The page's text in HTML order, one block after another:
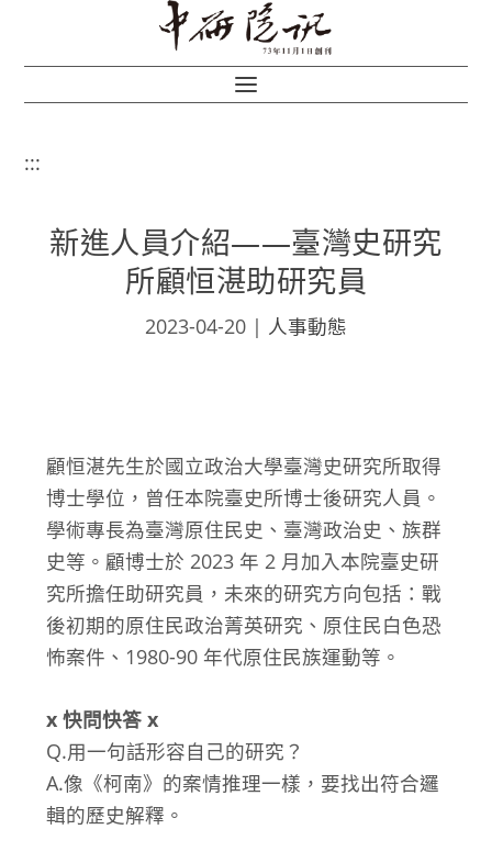
:::
新進人員介紹——臺灣史研究
所顧恒湛助研究員
2023-04-20 | 人事動態
顧恒湛先生於國立政治大學臺灣史研究所取得
博士學位，曾任本院臺史所博士後研究人員。
學術專長為臺灣原住民史、臺灣政治史、族群
史等。顧博士於 2023 年 2 月加入本院臺史研
究所擔任助研究員，未來的研究方向包括：戰
後初期的原住民政治菁英研究、原住民白色恐
怖案件、1980-90 年代原住民族運動等。
x 快問快答 x
Q.用一句話形容自己的研究？
A.像《柯南》的案情推理一樣，要找出符合邏
輯的歷史解釋。